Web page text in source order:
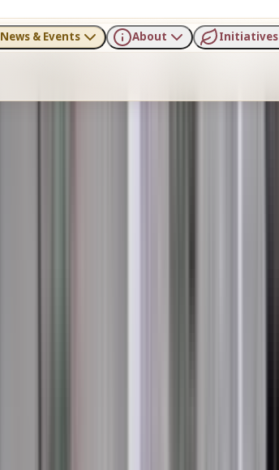
News & Events About Initiatives